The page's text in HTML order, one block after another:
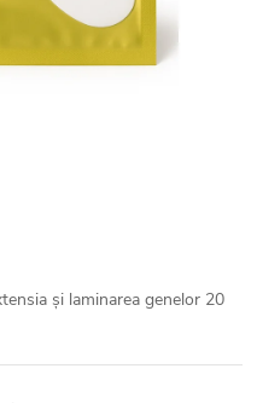
și laminarea genelor 20